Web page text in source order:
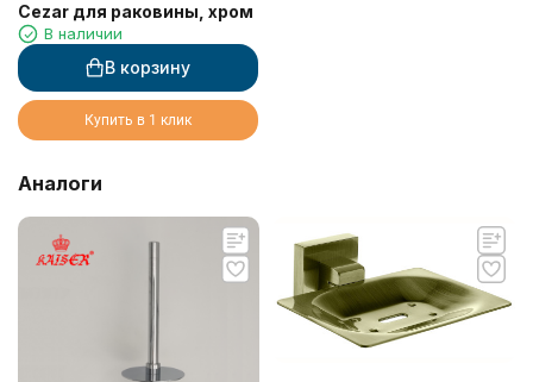
Cezar для раковины, хром
В наличии
В корзину
Купить в 1 клик
Аналоги